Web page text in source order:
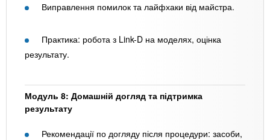
Виправлення помилок та лайфхаки від майстра.
Практика: робота з Link-D на моделях, оцінка
результату.
Модуль 8: Домашній догляд та підтримка
результату
Рекомендації по догляду після процедури: засоби,